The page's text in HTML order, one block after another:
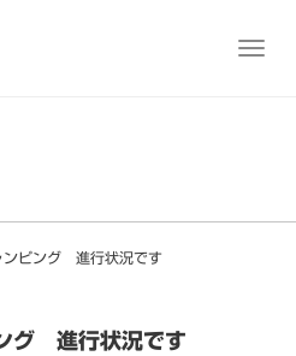
メ
ピング 進行状況です
グ 進行状況です